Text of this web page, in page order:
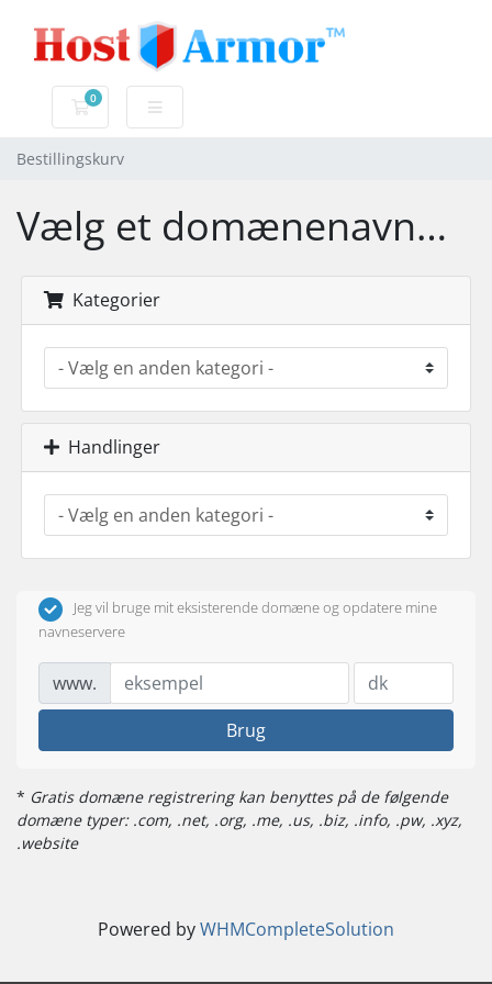
0
Bestillingskurv
Bestillingskurv
Vælg et domænenavn…
Kategorier
Handlinger
Jeg vil bruge mit eksisterende domæne og opdatere mine
navneservere
www.
Brug
* Gratis domæne registrering kan benyttes på de følgende
domæne typer: .com, .net, .org, .me, .us, .biz, .info, .pw, .xyz,
.website
Powered byWHMCompleteSolution